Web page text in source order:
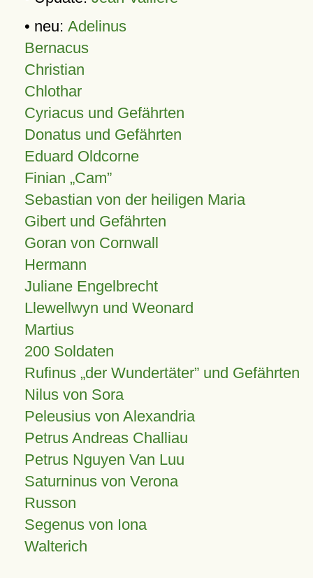
• neu: Adelinus
Bernacus
Christian
Chlothar
Cyriacus und Gefährten
Donatus und Gefährten
Eduard Oldcorne
Finian Cam
Sebastian von der heiligen Maria
Gibert und Gefährten
Goran von Cornwall
Hermann
Juliane Engelbrecht
Llewellwyn und Weonard
Martius
200 Soldaten
Rufinus „der Wundertäter” und Gefährten
Nilus von Sora
Peleusius von Alexandria
Petrus Andreas Challiau
Petrus Nguyen Van Luu
Saturninus von Verona
Russon
Segenus von Iona
Walterich